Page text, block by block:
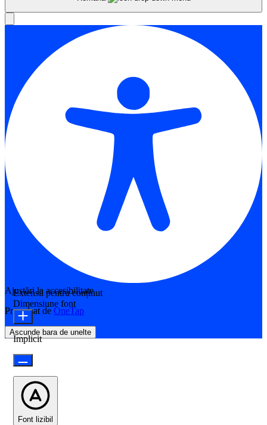
Ajustări la accesibilitate
Propulsat de OneTap
Ascunde bara de unelte
Extensii pentru conținut
Dimensiune font
Implicit
Font lizibil